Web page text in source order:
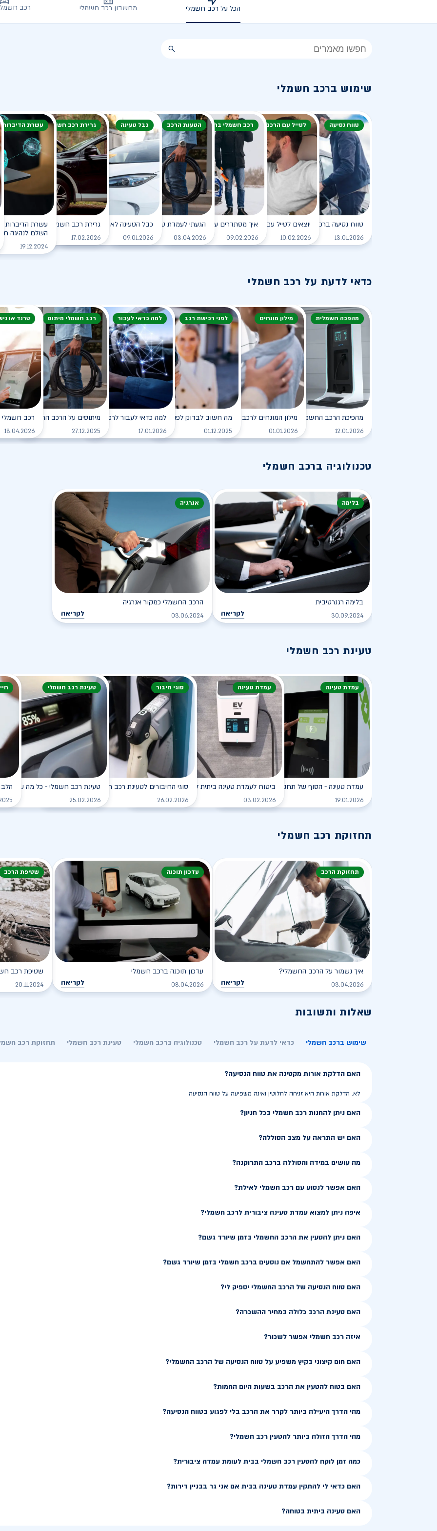
הכל על רכב חשמלי מחשבון רכב חשמלי רכב
הכל
חשמלי
שימוש ברכב חשמלי
טווח נסיעה
טווח נסיעה ברכב חשמלי - כל מה שצריך לדעת
13.01.2026 לקריאה
לטייל עם הרכב
יוצאים לטייל עם רכב חשמלי
10.02.2026 לקריאה
רכב חשמלי בחורף
איך מסתדרים עם הרכב החשמלי בחורף?
09.02.2026 לקריאה
הטענת הרכב
הגעתי לעמדת טעינה, מה עלי לעשות?
03.04.2026 לקריאה
כבל טעינה
כבל הטעינה לא משתחרר מהרכב. מה עושים?
09.01.2026 לקריאה
גרירת רכב חשמלי
גרירת רכב חשמלי - מה עושים?
17.02.2026
עשרת הדיברות
עשרת הדיברות
השלם לנהיגה
19.12.2024
כדאי לדעת על רכב חשמלי
מהפכה חשמלית
מהפיכת הרכב החשמלי
12.01.2026 לקריאה
מילון מונחים
מילון המונחים לרכב החשמלי
01.01.2026 לקריאה
לפני רכישת רכב
מה חשוב לבדוק לפני רכישת רכב חשמלי?
01.12.2025 לקריאה
למה כדאי לעבור
למה כדאי לעבור לרכב חשמלי?
17.01.2026 לקריאה
רכב חשמלי מיתוס
מיתוסים על הרכב החשמלי שכדאי
27.12.2025
טרנד או
רכב חשמלי
18.04.2026
טכנולוגיה ברכב חשמלי
בלימה
בלימה רגנרטיבית
30.09.2024 לקריאה
אנרגיה
הרכב החשמלי כמקור אנרגיה
03.06.2024 לקריאה
טעינת רכב חשמלי
עמדת טעינה
עמדת טעינה - הסוף של תחנת הדלק?
19.01.2026 לקריאה
עמדת טעינה
ביטוח לעמדת טעינה ביתית לרכב החשמלי
03.02.2026
סוגי חיבור
סוגי החיבורים לטעינת רכב חשמלי
26.02.2026
טעינת רכב חשמלי
טעינת רכב חשמלי - כל מה שצריך
25.02.2026
תחזוקת רכב חשמלי
תחזוקת הרכב
איך נשמור על הרכב החשמלי?
03.04.2026 לקריאה
עדכון תוכנה
עדכון תוכנה ברכב חשמלי
08.04.2026 לקריאה
שטיפת הרכב
שטיפת רכב
20.11.2024
שאלות ותשובות
שימוש ברכב חשמלי כדאי לדעת על רכב חשמלי טכנולוגיה ברכב חשמלי טעינת רכב חשמלי תחזוקת רכב
האם הדלקת אורות מקטינה את טווח הנסיעה?
לא. הדלקת אורות היא זניחה לחלוטין ואינה משפיעה על טווח הנסיעה
האם ניתן להחנות רכב חשמלי בכל חניון?
האם יש התראה על מצב הסוללה?
מה עושים במידה והסוללה ברכב התרוקנה?
האם אפשר לנסוע עם רכב חשמלי לאילת?
איפה ניתן למצוא עמדת טעינה ציבורית לרכב חשמלי?
האם ניתן להטעין את הרכב החשמלי בזמן שיורד גשם?
האם אפשר להתחשמל אם נוסעים ברכב חשמלי בזמן שיורד גשם?
האם טווח הנסיעה של הרכב החשמלי יספיק לי?
האם טעינת הרכב כלולה במחיר ההשכרה?
איזה רכב חשמלי אפשר לשכור?
האם חום קיצוני בקיץ משפיע על טווח הנסיעה של הרכב החשמלי?
האם בטוח להטעין את הרכב בשעות היום החמות?
מהי הדרך היעילה ביותר לקרר את הרכב בלי לפגוע בטווח הנסיעה?
מהי הדרך הזולה ביותר להטעין רכב חשמלי?
כמה זמן לוקח להטעין רכב חשמלי בבית לעומת עמדה ציבורית?
האם כדאי לי להתקין עמדת טעינה בבית אם אני גר בבניין דירות?
האם טעינה ביתית בטוחה?